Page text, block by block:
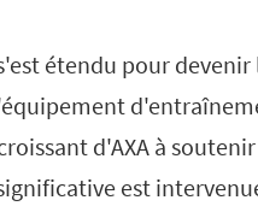
étendu pour
d'AXA à
est